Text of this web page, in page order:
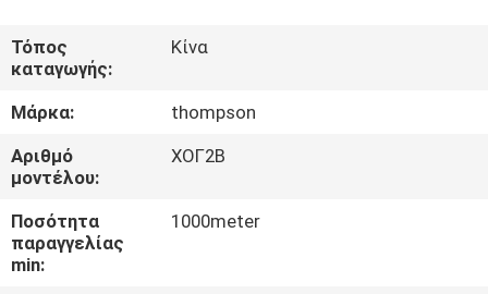
ΕΜΕΊΣ
ΓΎΡΟΣ
ΕΡΓΟΣΤΑΣΊΩΝ
ΠΟΙΟΤΙΚΌΣ
ΈΛΕΓΧΟΣ
ECER
Τόπος
καταγωγής:
Κίνα
Μάρκα:
thompson
Αριθμό
μοντέλου:
ΧΟΓ2Β
Ποσότητα
παραγγελίας
min:
1000meter